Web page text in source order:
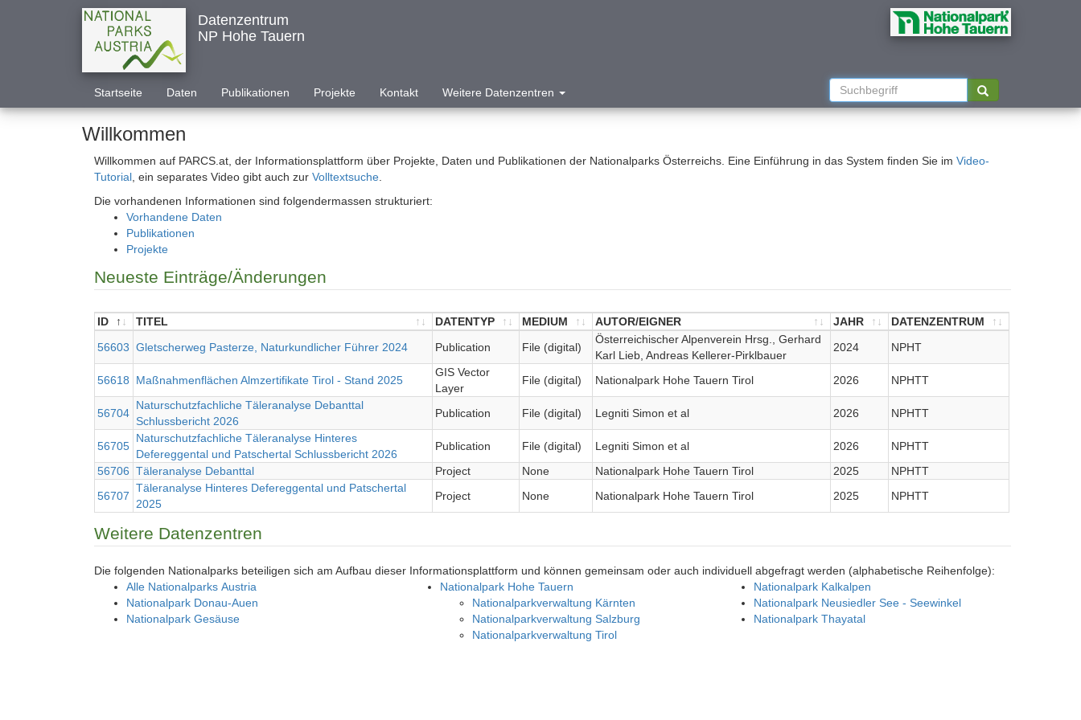
Datenzentrum
NP Hohe Tauern
Startseite Daten Publikationen Projekte Kontakt Weitere Datenzentren
Willkommen
Willkommen auf PARCS.at, der Informationsplattform über Projekte, Daten und Publikationen der Nationalparks Österreichs. Eine Einführung in das System finden Sie im Video-
Tutorial , ein separates Video gibt auch zur Volltextsuche
Die vorhandenen Informationen sind folgendermassen strukturiert:
Vorhandene Daten
Publikationen
Projekte
Neueste Einträge/Änderungen
ID TITEL DATENTYP MEDIUM AUTOR/EIGNER JAHR
DATENZENTRUM
AUTOR/EIGNER
56603 Gletscherweg Pasterze, Naturkundlicher Führer 2024 Publication File (digital)
Österreichischer Alpenverein Hrsg., Gerhard
Karl Lieb, Andreas Kellerer-Pirklbauer
2024 NPHT
56618 Maßnahmenflächen Almzertifikate Tirol - Stand 2025
GIS Vector
Layer
File (digital) Nationalpark Hohe Tauern Tirol 2026 NPHTT
56704
Naturschutzfachliche Täleranalyse Debanttal
Schlussbericht 2026
Publication File (digital) Legniti Simon et al 2026 NPHTT
56705
Naturschutzfachliche Täleranalyse Hinteres
Defereggental und Patschertal Schlussbericht 2026
Publication File (digital) Legniti Simon et al 2026
NPHTT
56706 Täleranalyse Debanttal Project None Nationalpark Hohe Tauern Tirol 2025
NPHTT
56707
Täleranalyse Hinteres Defereggental und Patschertal
2025
Project None Nationalpark Hohe Tauern Tirol 2025 NPHTT
Weitere Datenzentren
Die folgenden Nationalparks beteiligen sich am Aufbau dieser Informationsplattform und können gemeinsam oder auch individuell abgefragt werden (alphabetische Reihenfolge):
Alle Nationalparks Austria
Nationalpark Donau-Auen
Nationalpark Gesäuse
Nationalpark Hohe Tauern
Nationalparkverwaltung Kärnten
Nationalparkverwaltung Salzburg
Nationalparkverwaltung Tirol
Nationalpark Kalkalpen
Nationalpark Neusiedler See - Seewinkel
Nationalpark Thayatal